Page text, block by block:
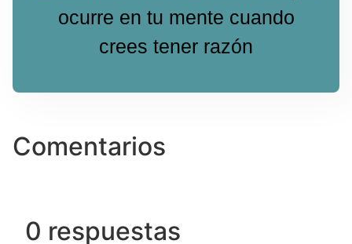
ocurre en tu mente cuando
crees tener razón
Comentarios
0 respuestas